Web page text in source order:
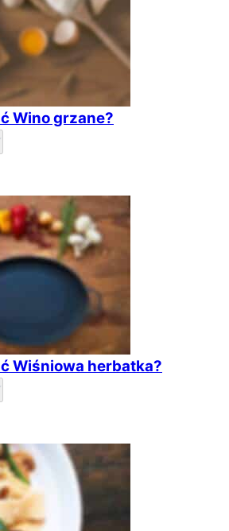
Wino grzane?
Wiśniowa herbatka?